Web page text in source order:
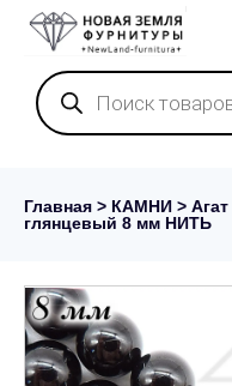
Поиск
товаров
Главная > КАМНИ > Агат
глянцевый 8 мм НИТЬ